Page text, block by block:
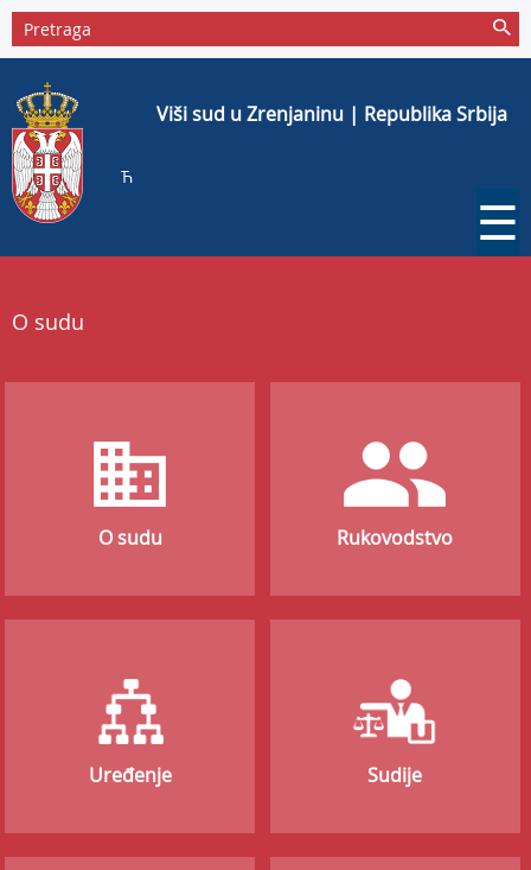
Viši sud u Zrenjaninu | Republika Srbija
Ћ
☰
O sudu
O sudu Rukovodstvo
Uređenje Sudije